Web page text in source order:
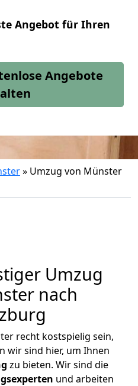
Angebot für Ihren
Angebote
» Umzug von Münster
Umzug
nach
recht kostspielig sein,
wir sind hier, um Ihnen
zu bieten. Wir sind die
und arbeiten